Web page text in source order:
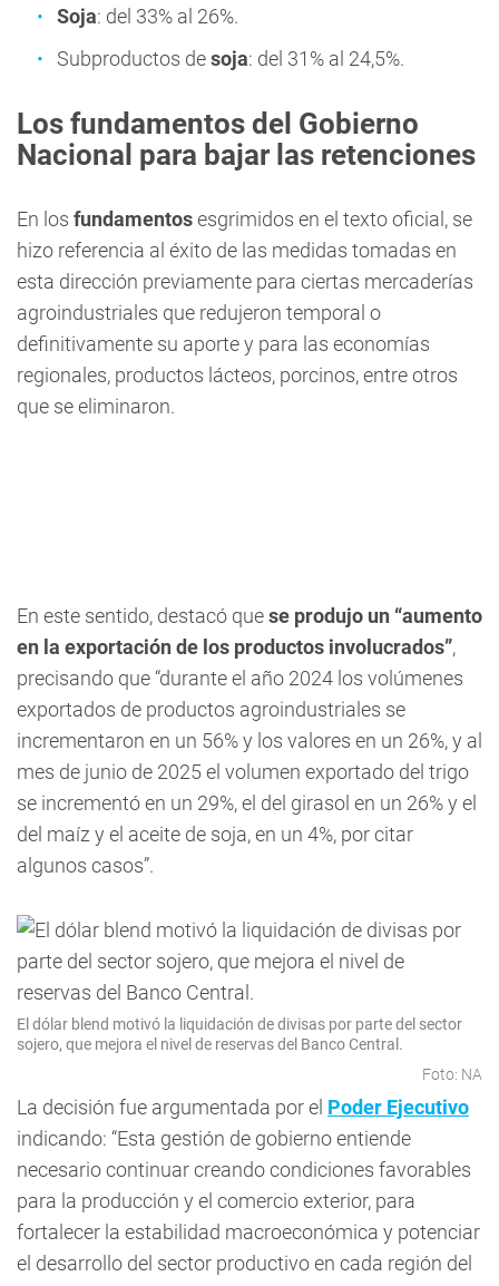
Soja: del 33% al 26%.
Subproductos desoja: del 31% al 24,5%.
Los fundamentos del Gobierno
Nacional para bajar las retenciones
En los fundamentosesgrimidos en el texto oficial, se
hizo referencia al éxito de las medidas tomadas en
esta dirección previamente para ciertas mercaderías
agroindustriales que redujeron temporal o
definitivamente su aporte y para las economías
regionales, productos lácteos, porcinos, entre otros
que se eliminaron.
En este sentido, destacó quese produjo un “aumento
en la exportación de los productos involucrados”,
precisando que “durante el año 2024 los volúmenes
exportados de productos agroindustriales se
incrementaron en un 56% y los valores en un 26%, y al
mes de junio de 2025 el volumen exportado del trigo
se incrementó en un 29%, el del girasol en un 26% y el
del maíz y el aceite de soja, en un 4%, por citar
algunos casos”.
El dólar blend motivó la liquidación de divisas por parte del sector
sojero, que mejora el nivel de reservas del Banco Central.
Foto: NA
La decisión fue argumentada por el Poder Ejecutivo
indicando: “Esta gestión de gobierno entiende
necesario continuar creando condiciones favorables
para la producción y el comercio exterior, para
fortalecer la estabilidad macroeconómica y potenciar
el desarrollo del sector productivo en cada región del